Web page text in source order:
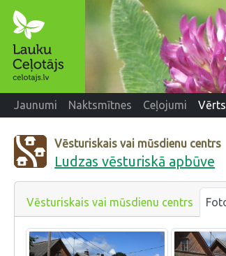
Jaunumi Naktsmītnes Ceļojumi
Vēsturiskais vai mūsdienu centrs
Ludzas vēsturiskā apbūve
Vēsturiskais vai mūsdienu centrs